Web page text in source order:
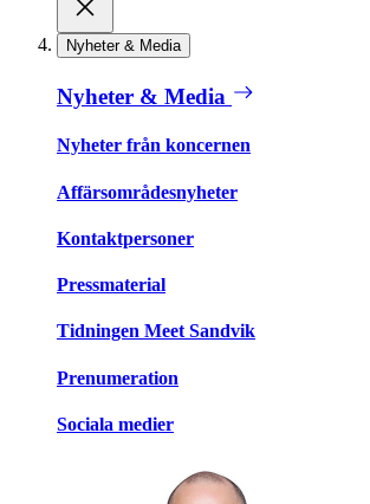
Nyheter & Media
Nyheter & Media
Nyheter från koncernen
Affärsområdesnyheter
Kontaktpersoner
Pressmaterial
Tidningen Meet Sandvik
Prenumeration
Sociala medier